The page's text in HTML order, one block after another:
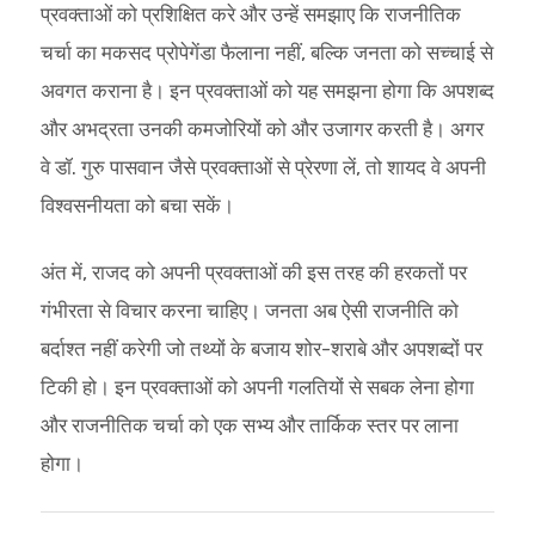
प्रवक्ताओं को प्रशिक्षित करे और उन्हें समझाए कि राजनीतिक
चर्चा का मकसद प्रोपेगेंडा फैलाना नहीं, बल्कि जनता को सच्चाई से
अवगत कराना है। इन प्रवक्ताओं को यह समझना होगा कि अपशब्द
और अभद्रता उनकी कमजोरियों को और उजागर करती है। अगर
वे डॉ. गुरु पासवान जैसे प्रवक्ताओं से प्रेरणा लें, तो शायद वे अपनी
विश्वसनीयता को बचा सकें।
अंत में, राजद को अपनी प्रवक्ताओं की इस तरह की हरकतों पर
गंभीरता से विचार करना चाहिए। जनता अब ऐसी राजनीति को
बर्दाश्त नहीं करेगी जो तथ्यों के बजाय शोर-शराबे और अपशब्दों पर
टिकी हो। इन प्रवक्ताओं को अपनी गलतियों से सबक लेना होगा
और राजनीतिक चर्चा को एक सभ्य और तार्किक स्तर पर लाना
होगा।